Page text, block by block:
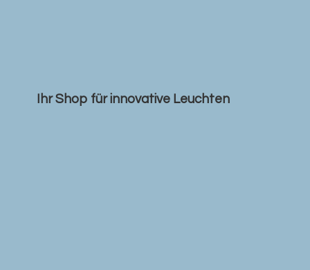
Ihr Shop fürinnovative Leuchten